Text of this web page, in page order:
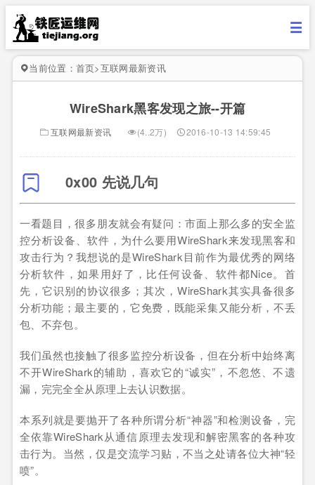
当前位置： 首页>互联网最新资讯
WireShark黑客发现之旅--开篇
互联网最新资讯 (4..2万) 2016-10-13 14:59:45
0x00 先说几句
一看题目，很多朋友就会有疑问：市面上那么多的安全监
控分析设备、软件，为什么要用WireShark来发现黑客和
攻击行为？我想说的是WireShark目前作为最优秀的网络
分析软件，如果用好了，比任何设备、软件都Nice。首
先，它识别的协议很多；其次，WireShark其实具备很多
分析功能；最主要的，它免费，既能采集又能分析，不丢
包、不弃包。
我们虽然也接触了很多监控分析设备，但在分析中始终离
不开WireShark的辅助，喜欢它的“诚实”，不忽悠、不遗
漏，完完全全从原理上去认识数据。
本系列就是要抛开了各种所谓分析“神器”和检测设备，完
全依靠WireShark从通信原理去发现和解密黑客的各种攻
击行为。当然，仅是交流学习贴，不当之处请各位大神“轻
喷”。